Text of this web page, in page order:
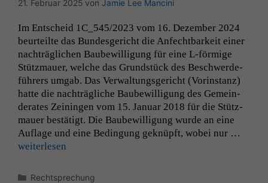
21. Februar 2025 von Jamie Lee Mancini
Im Entscheid 1C_545/2023 vom 16. Dezem­ber 2024
beurteilte das Bun­des­gericht die Anfecht­barkeit ein­er
nachträglichen Baube­wil­li­gung für eine L‑förmige
Stütz­mauer, welche das Grund­stück des Beschw­erde­
führers umgab. Das Ver­wal­tungs­gericht (Vorin­stanz)
hat­te die nachträgliche Baube­wil­li­gung des Gemein­
der­ates Zeinin­gen vom 15. Jan­u­ar 2018 für die Stütz­
mauer bestätigt. Die Baube­wil­li­gung wurde an eine
Auflage und eine Bedin­gung geknüpft, wobei nur …
weit­er­lesen
Kategorien
Rechtsprechung
diese Option
deaktivieren,
kann die
Website nicht
zu 100%
funktionieren.
Marketing
Wir speichern